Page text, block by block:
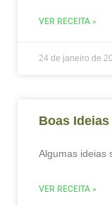
VER RECEITA »
24 de janeiro de
Boas Ideias
Algumas ideias
VER RECEITA »